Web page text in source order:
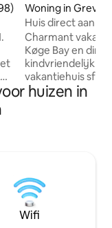
beoordeling van
Woning in Greve
Huis direct aan
trein en winkels
Charmant
Køge Bay en
kindvriendelijk
vakantiehuis
buiten op het
restaurants. Het
voor excursies
centrum van
Køge en de
huizen in
Wifi